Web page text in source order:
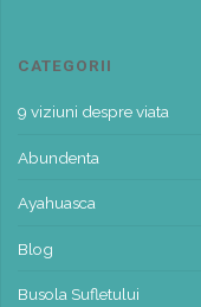
CATEGORII
9 viziuni despre viata
Abundenta
Ayahuasca
Blog
Busola Sufletului